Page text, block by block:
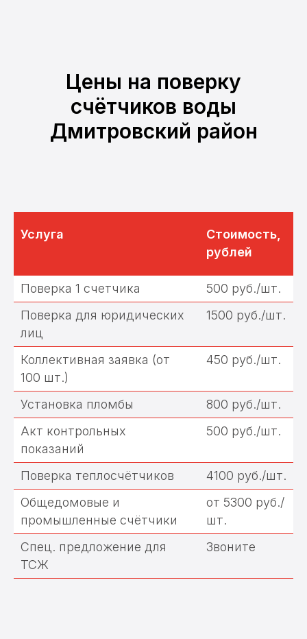
Цены на поверку
счётчиков воды
Дмитровский район
Услуга
Стоимость,
рублей
Поверка 1 счетчика
500 руб./шт.
Поверка для юридических
лиц
1500 руб./шт.
Коллективная заявка (от
100 шт.)
450 руб./шт.
Установка пломбы
800 руб./шт.
Акт контрольных
показаний
500 руб./шт.
Поверка теплосчётчиков
4100 руб./шт.
Общедомовые и
промышленные счётчики
от 5300 руб./
шт.
Спец. предложение для
ТСЖ
Звоните
Мы осуществляем услуги по
поверке счетчиков, а также
занимаемся установкой, заменой
и обслуживанием приборов
учета.
Поверка счетчиков воды